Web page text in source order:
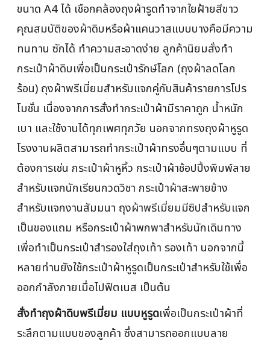
ขนาด A4 ได้ เชือกคล้องถุงผ้ารูดทำจากใยฝ้ายสีขาว
คุณสมบัติของผ้าดิบหรือผ้าแคนวาสแบบบางคือมีความ
ทนทาน ซักได้ ทำความสะอาดง่าย ลูกค้านิยมสั่งทำ
กระเป๋าผ้าดิบเพื่อเป็นกระเป๋ารักษ์โลก (ถุงผ้าลดโลก
ร้อน) ถุงผ้าพรีเมี่ยมสำหรับแจกคู่กับสินค้ารายการโปร
โมชั่น เนื่องจากการสั่งทำกระเป๋าผ้ามีราคาถูก น้ำหนัก
เบา และใช้งานได้ทุกเพศทุกวัย นอกจากทรงถุงผ้าหูรูด
โรงงานผลิตสามารถทำกระเป๋าผ้าทรงอื่นๆตามแบบ ที่
ต้องการเช่น กระเป๋าผ้าหูหิ้ว กระเป๋าผ้าช้อปปิ้งพิมพ์ลาย
สำหรับแจกนักเรียนกวดวิชา กระเป๋าผ้าสะพายข้าง
สำหรับแจกงานสัมมนา ถุงผ้าพรีเมี่ยมมีซิปสำหรับแจก
เป็นของแถม หรือกระเป๋าผ้าพกพาสำหรับนักเดินทาง
เพื่อทำเป็นกระเป๋าสำรองใส่ถุงเท้า รองเท้า นอกจากนี้
หลายท่านยังใช้กระเป๋าผ้าหูรูดเป็นกระเป๋าสำหรับใช้เพื่อ
ออกกำลังกายเมื่อไปฟิตเนส เป็นต้น
สั่งทำถุงผ้าดิบพรีเมี่ยม แบบหูรูดเพื่อเป็นกระเป๋าผ้าที่
ระลึกตามแบบของลูกค้า ซึ่งสามารถออกแบบลาย